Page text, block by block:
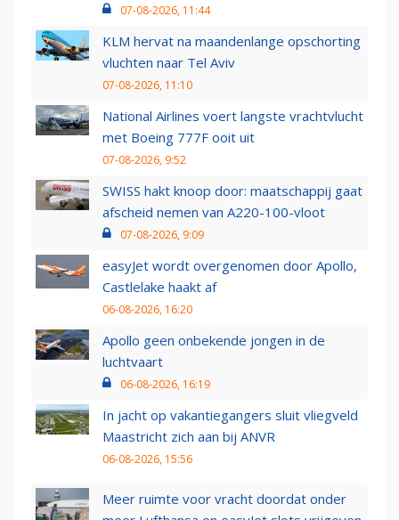
07-08-2026, 11:44
KLM hervat na maandenlange opschorting
vluchten naar Tel Aviv
07-08-2026, 11:10
National Airlines voert langste vrachtvlucht
met Boeing 777F ooit uit
07-08-2026, 9:52
SWISS hakt knoop door: maatschappij gaat
afscheid nemen van A220-100-vloot
07-08-2026, 9:09
easyJet wordt overgenomen door Apollo,
Castlelake haakt af
06-08-2026, 16:20
Apollo geen onbekende jongen in de
luchtvaart
06-08-2026, 16:19
In jacht op vakantiegangers sluit vliegveld
Maastricht zich aan bij ANVR
06-08-2026, 15:56
Meer ruimte voor vracht doordat onder